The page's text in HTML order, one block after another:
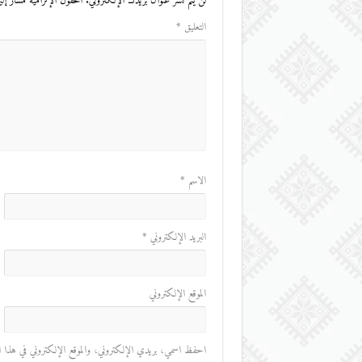
التعليق *
الاسم *
البريد الإلكتروني *
الموقع الإلكتروني
احفظ اسمي، بريدي الإلكتروني، والموقع الإلكتروني في هذا